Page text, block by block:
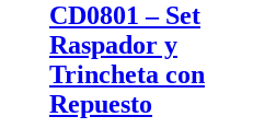
CD0801 – Set
Raspador y
Trincheta con
Repuesto